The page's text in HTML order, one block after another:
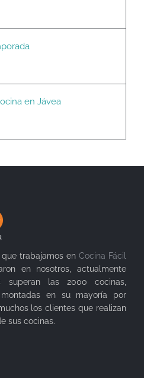
en Jávea
trabajamos en Cocina Fácil
en nosotros, actualmente
superan las 2000 cocinas,
en su mayoría por
los clientes que realizan
sus cocinas.